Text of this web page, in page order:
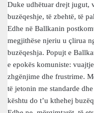
Duke udhëtuar drejt jugut,
buzëqeshje, të zbehtë, të
Edhe në Ballkanin
megjithëse njeriu u çlirua
buzëqeshja. Popujt e
e epokës komuniste:
zhgënjime dhe frustrime.
të jetonin me standarde
kështu do t’u kthehej